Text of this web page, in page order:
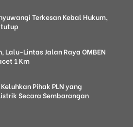
Terkesan Kebal Hukum,
Lalu-Lintas Jalan Raya OMBEN
1 Km
Pihak PLN yang
Secara Sembarangan